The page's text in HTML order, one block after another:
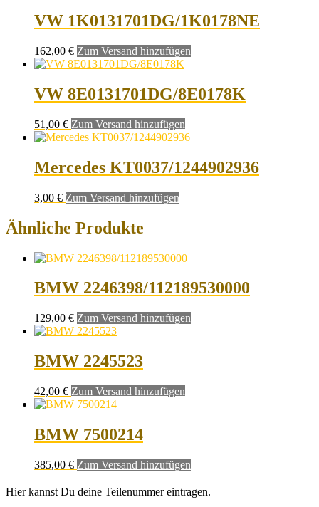
VW 1K0131701DG/1K0178NE
162,00 € Zum Versand hinzufügen
VW 8E0131701DG/8E0178K
51,00 € Zum Versand hinzufügen
Mercedes KT0037/1244902936
3,00 € Zum Versand hinzufügen
Ähnliche Produkte
BMW 2246398/112189530000
129,00 € Zum Versand hinzufügen
BMW 2245523
42,00 € Zum Versand hinzufügen
BMW 7500214
385,00 € Zum Versand hinzufügen
Hier kannst Du deine Teilenummer eintragen.